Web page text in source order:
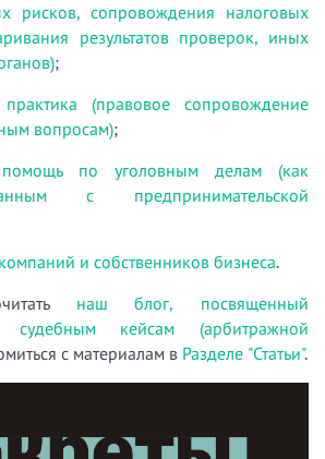
рисков, сопровождения налоговых
результатов проверок, иных
;
(правовое сопровождение
вопросам);
помощь по уголовным делам (как
с предпринимательской
и собственников бизнеса.
наш блог, посвященный
кейсам (арбитражной
с материалам в Разделе "Статьи".